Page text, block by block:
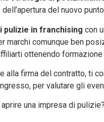
del nuovo
pulizie in franchising con
marchi comunque ben
ottenendo
alla firma del contratto, ti
per valutare gli
una impresa di pulizie?